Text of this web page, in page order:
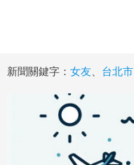
新聞關鍵字： 女友 台北市